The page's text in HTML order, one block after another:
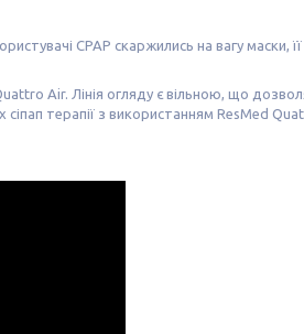
CPAP скаржились на вагу маски, її
Air. Лінія огляду є вільною, що
сіпап терапії з використанням ResMed